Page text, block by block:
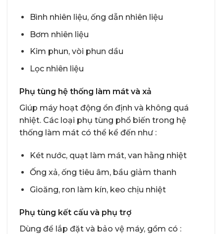
Bình nhiên liệu, ống dẫn nhiên liệu
Bơm nhiên liệu
Kim phun, vòi phun dầu
Lọc nhiên liệu
Phụ tùng hệ thống làm mát và xả
Giúp máy hoạt động ổn định và không quá
nhiệt. Các loại phụ tùng phổ biến trong hệ
thống làm mát có thể kể đến như :
Két nước, quạt làm mát, van hằng nhiệt
Ống xả, ống tiêu âm, bầu giảm thanh
Gioăng, ron làm kín, keo chịu nhiệt
Phụ tùng kết cấu và phụ trợ
Dùng để lắp đặt và bảo vệ máy, gồm có :